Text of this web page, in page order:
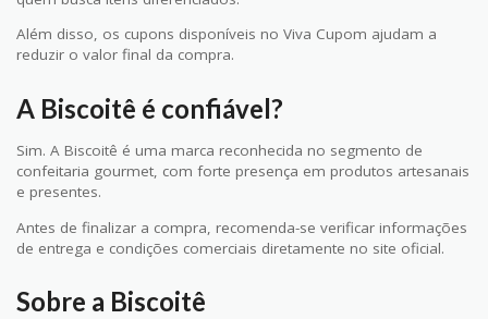
Além disso, os cupons disponíveis no Viva Cupom ajudam a
reduzir o valor final da compra.
A Biscoitê é confiável?
Sim. A Biscoitê é uma marca reconhecida no segmento de
confeitaria gourmet, com forte presença em produtos artesanais
e presentes.
Antes de finalizar a compra, recomenda-se verificar informações
de entrega e condições comerciais diretamente no site oficial.
Sobre a Biscoitê